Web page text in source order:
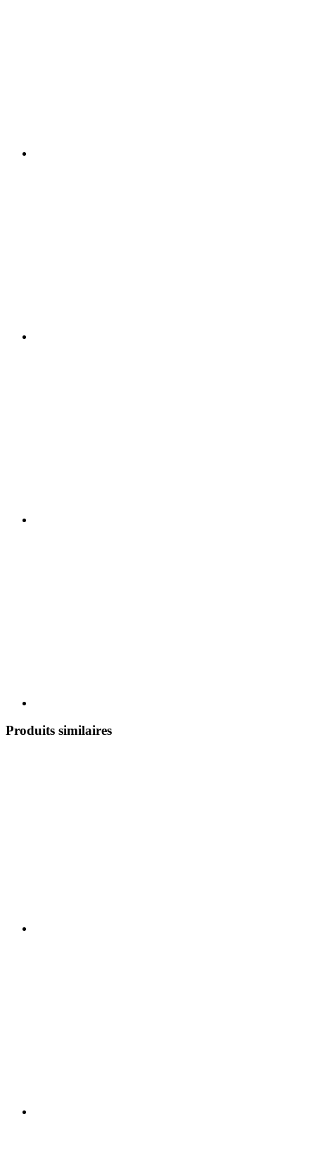
Produits similaires